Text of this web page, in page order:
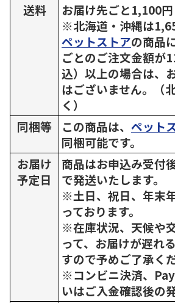
送料
お届け先ごと1,100円
※北海道・沖縄は
ペットストアの商品
ごとのご注文金額が
込）以上の場合は、
はございません。（
く）
同梱等
この商品は、 ペット
同梱可能です。
お届け
予定日
商品はお申込み受付
で発送いたします。
※土日、祝日、年末
っております。
※在庫状況、天候や
って、お届けが遅れ
すので予めご了承く
※コンビニ決済、
いはご入金確認後の